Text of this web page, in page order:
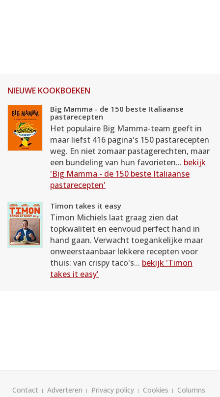
NIEUWE KOOKBOEKEN
Big Mamma - de 150 beste Italiaanse
pastarecepten
Het populaire Big Mamma-team geeft in
maar liefst 416 pagina's 150 pastarecepten
weg. En niet zomaar pastagerechten, maar
een bundeling van hun favorieten... bekijk
'Big Mamma - de 150 beste Italiaanse
pastarecepten'
Timon takes it easy
Timon Michiels laat graag zien dat
topkwaliteit en eenvoud perfect hand in
hand gaan. Verwacht toegankelijke maar
onweerstaanbaar lekkere recepten voor
thuis: van crispy taco's... bekijk 'Timon
takes it easy'
Contact Adverteren Privacy policy Cookies
Columns